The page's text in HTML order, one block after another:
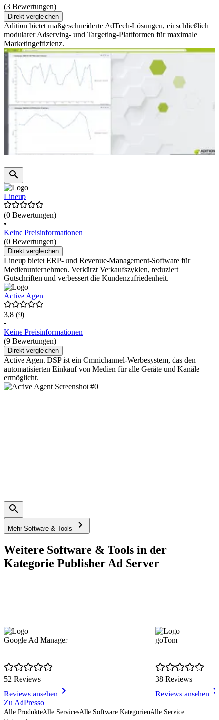
(3 Bewertungen)
Direkt vergleichen
Adition bietet maßgeschneiderte AdTech-Lösungen, einschließlich
modularer Adserving- und Targeting-Plattformen für maximale
Marketingeffizienz.
Lineup
(0 Bewertungen)
•
Keine Preisinformationen
(0 Bewertungen)
Direkt vergleichen
Lineup bietet ERP- und Revenue-Management-Software für
Medienunternehmen. Verkürzt Verkaufszyklen, reduziert
Gutschriften und verbessert die Kundenzufriedenheit.
Active Agent
3,8 (9)
•
Keine Preisinformationen
(9 Bewertungen)
Direkt vergleichen
Active Agent DSP ist ein Omnichannel-Werbesystem, das den
automatisierten Einkauf von Medien für alle Geräte und Kanäle
ermöglicht.
Mehr Software & Tools
Weitere Software & Tools in der
Kategorie Publisher Ad Server
Google Ad Manager
52 Reviews
Reviews ansehen
goTom
38 Reviews
Reviews ansehen
Item
1
Zu AdPresso
Alle ProdukteAlle ServicesAlle Software KategorienAlle Service